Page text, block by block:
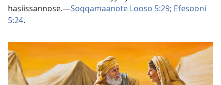
hasiissannose.—Soqqamaanote Looso 5:29; Efesooni
5:24.